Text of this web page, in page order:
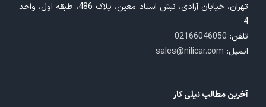
تهران، خیابان آزادی، نبش استاد معین، پلاک 486، طبقه اول، واحد
4
تلفن: 02166046050
ایمیل: sales@nilicar.com
آخرین مطالب نیلی کار